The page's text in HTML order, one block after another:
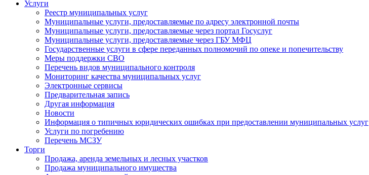
Услуги
Реестр муниципальных услуг
Муниципальные услуги, предоставляемые по адресу электронной почты
Муниципальные услуги, предоставляемые через портал Госуслуг
Муниципальные услуги, предоставляемые через ГБУ МФЦ
Государственные услуги в сфере переданных полномочий по опеке и попечительству
Меры поддержки СВО
Перечень видов муниципального контроля
Мониторинг качества муниципальных услуг
Электронные сервисы
Предварительная запись
Другая информация
Новости
Информация о типичных юридических ошибках при предоставлении муниципальных услуг
Услуги по погребению
Перечень МСЗУ
Торги
Продажа, аренда земельных и лесных участков
Продажа муниципального имущества